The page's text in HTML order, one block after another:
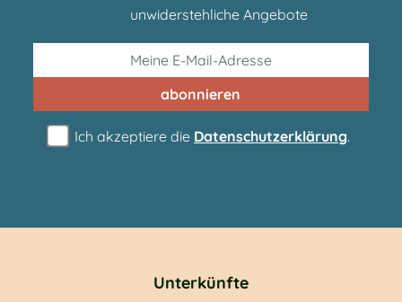
unwiderstehliche Angebote
abonnieren
Ich akzeptiere die Datenschutzerklärung.
Unterkünfte